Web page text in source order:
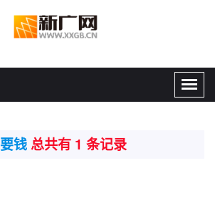
要钱总共有 1 条记录